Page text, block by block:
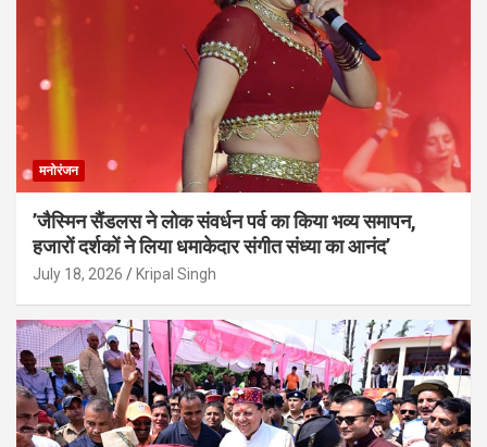
मनोरंजन
’जैस्मिन सैंडलस ने लोक संवर्धन पर्व का किया भव्य समापन,
हजारों दर्शकों ने लिया धमाकेदार संगीत संध्या का आनंद’
July 18, 2026 Kripal Singh